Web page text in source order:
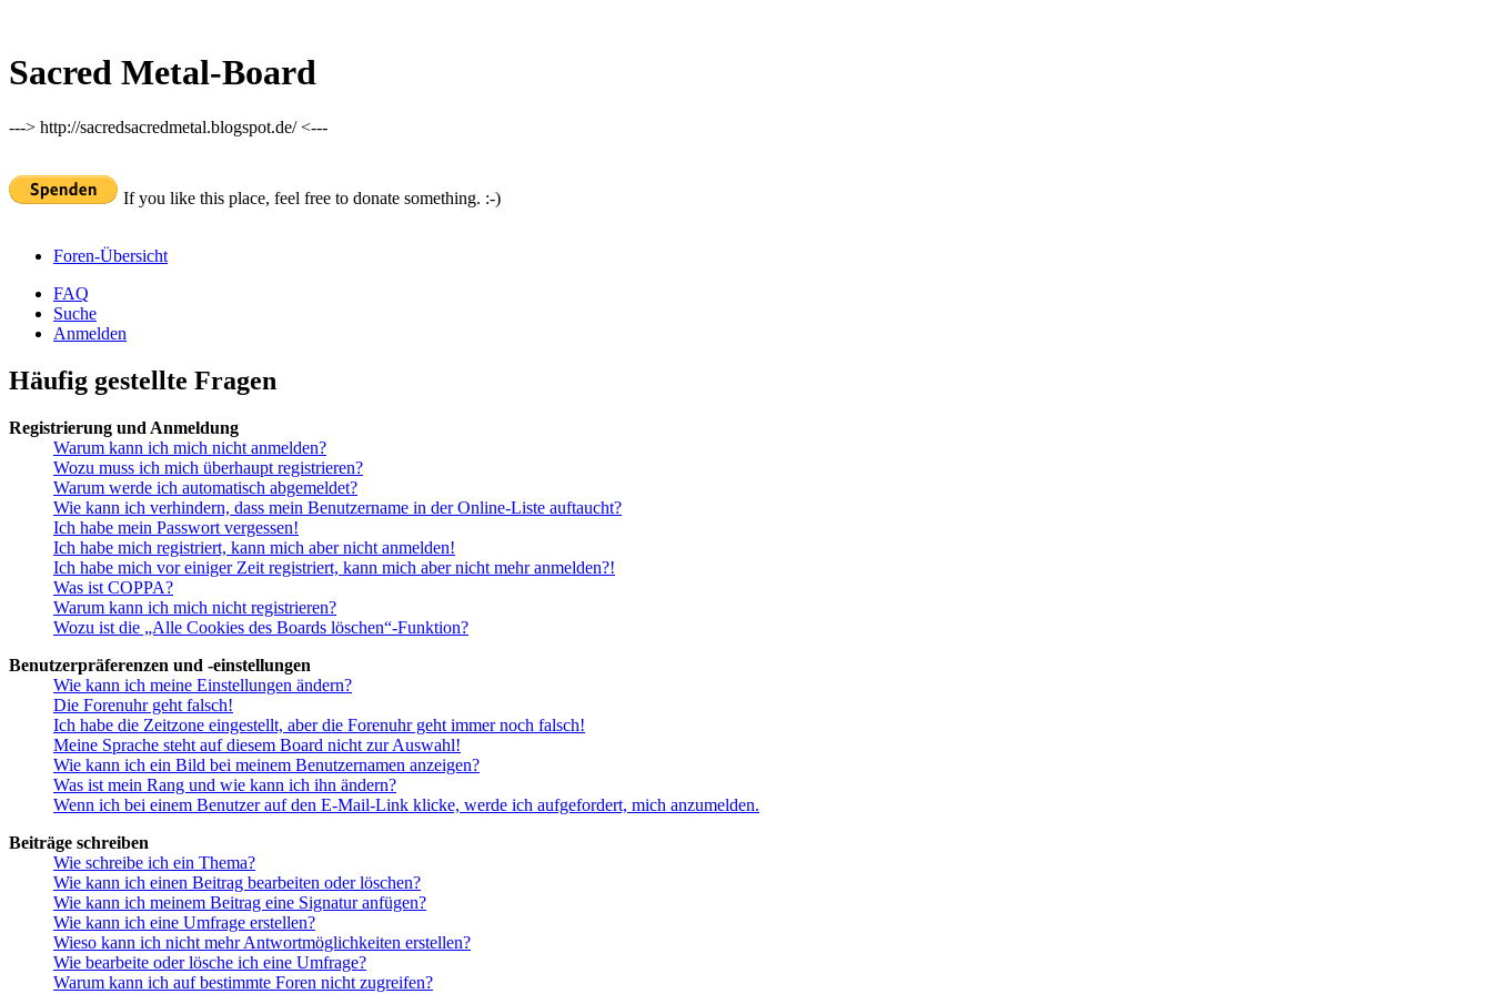
Sacred Metal-Board
---> http://sacredsacredmetal.blogspot.de/ <---
If you like this place, feel free to donate something. :-)
Foren-Übersicht
FAQ
Suche
Anmelden
Häufig gestellte Fragen
Registrierung und Anmeldung
Warum kann ich mich nicht anmelden?
Wozu muss ich mich überhaupt registrieren?
Warum werde ich automatisch abgemeldet?
Wie kann ich verhindern, dass mein Benutzername in der Online-Liste auftaucht?
Ich habe mein Passwort vergessen!
Ich habe mich registriert, kann mich aber nicht anmelden!
Ich habe mich vor einiger Zeit registriert, kann mich aber nicht mehr anmelden?!
Was ist COPPA?
Warum kann ich mich nicht registrieren?
Wozu ist die „Alle Cookies des Boards löschen“-Funktion?
Benutzerpräferenzen und -einstellungen
Wie kann ich meine Einstellungen ändern?
Die Forenuhr geht falsch!
Ich habe die Zeitzone eingestellt, aber die Forenuhr geht immer noch falsch!
Meine Sprache steht auf diesem Board nicht zur Auswahl!
Wie kann ich ein Bild bei meinem Benutzernamen anzeigen?
Was ist mein Rang und wie kann ich ihn ändern?
Wenn ich bei einem Benutzer auf den E-Mail-Link klicke, werde ich aufgefordert, mich anzumelden.
Beiträge schreiben
Wie schreibe ich ein Thema?
Wie kann ich einen Beitrag bearbeiten oder löschen?
Wie kann ich meinem Beitrag eine Signatur anfügen?
Wie kann ich eine Umfrage erstellen?
Wieso kann ich nicht mehr Antwortmöglichkeiten erstellen?
Wie bearbeite oder lösche ich eine Umfrage?
Warum kann ich auf bestimmte Foren nicht zugreifen?